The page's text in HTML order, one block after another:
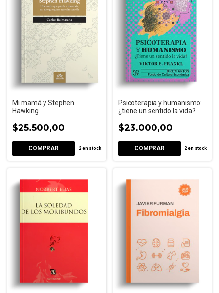
Mi mamá y Stephen
Hawking
$25.500,00
2en stock
Psicoterapia y humanismo:
¿tiene un sentido la vida?
$23.000,00
2 en stock